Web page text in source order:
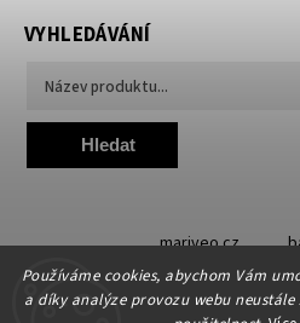
Používáme cookies, abychom Vám
a díky analýze provozu webu
VYHLEDÁVÁNÍ
Hledat
mariveo.cz